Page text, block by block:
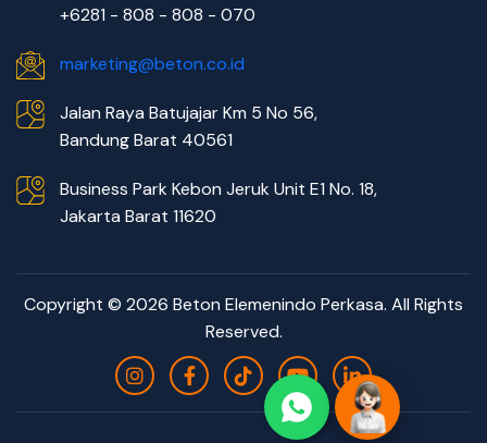
+6281 - 808 - 808 - 070
marketing@beton.co.id
Jalan Raya Batujajar Km 5 No 56,
Bandung Barat 40561
Business Park Kebon Jeruk Unit E1 No. 18,
Jakarta Barat 11620
Copyright © 2026 Beton Elemenindo Perkasa. All Rights
Reserved.